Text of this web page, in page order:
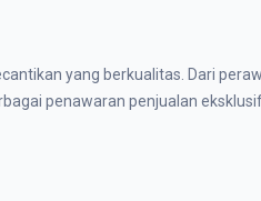
yang berkualitas. Dari
penawaran penjualan